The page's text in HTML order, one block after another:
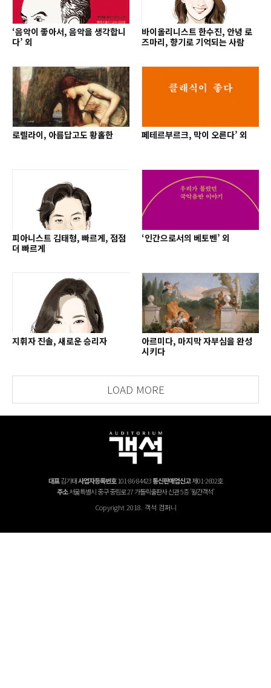
‘음악이 좋아서, 음악을 생각합니
다’ 외
바이올리니스트 한수진, 안녕 로
즈마리, 향기로 기억되는 사람
로렐라이, 아름답고도 황홀한 페테르부르크, 막이 오른다’ 외
피아니스트 김태형, 빠르게, 점점
더 빠르게
‘인간으로서의 베토벤’ 외
지휘자 진솔, 새로운 승리자
아르미다, 마지막 자부심을 완성
시키다
LOAD MORE
대표김기태사업자등록번호101-86-84423통신판매업신고제01-2602호
주소서울특별시 중구 중림로 27 가톨릭출판사 신관 5층 '월간객석'
Copyright 2018. 객석 컴퍼니